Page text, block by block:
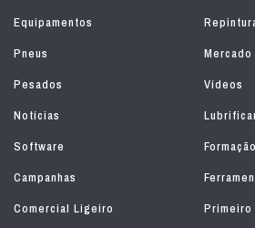
Equipamentos
Pneus
Mercado
Pesados
Vídeos
Notícias
Software
Formação
Campanhas
Comercial Ligeiro
Primeiro